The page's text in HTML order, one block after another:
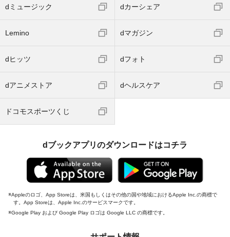
dミュージック dカーシェア
Lemino dマガジン
dヒッツ dフォト
dアニメストア dヘルスケア
ドコモスポーツくじ
dブックアプリのダウンロードはコチラ
Appleのロゴ、App Storeは、米国もしくはその他の国や地域におけるApple Inc.の商標で
す。App Storeは、Apple Inc.のサービスマークです。
Google Play および Google Play ロゴは Google LLC の商標です。